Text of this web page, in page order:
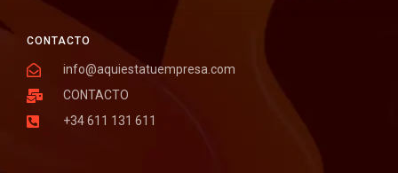
CONTACTO
info@aquiestatuempresa.com
CONTACTO
+34 611 131 611